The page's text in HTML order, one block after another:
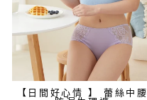
【日間好心情 】 蕾絲中腰